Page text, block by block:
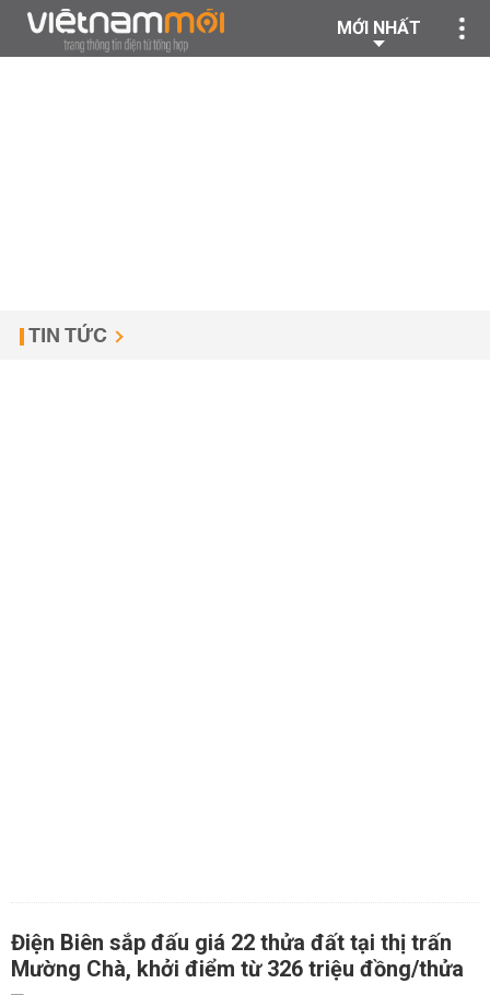
MỚI NHẤT
TIN TỨC
Điện Biên sắp đấu giá 22 thửa đất tại thị trấn
Mường Chà, khởi điểm từ 326 triệu đồng/thửa